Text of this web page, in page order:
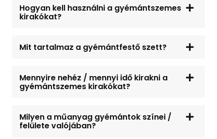
Hogyan kell használni a gyémántszemes
kirakókat?
Mit tartalmaz a gyémántfestő szett?
Mennyire nehéz / mennyi idő kirakni a
gyémántszemes kirakókat?
Milyen a műanyag gyémántok színei /
felülete valójában?